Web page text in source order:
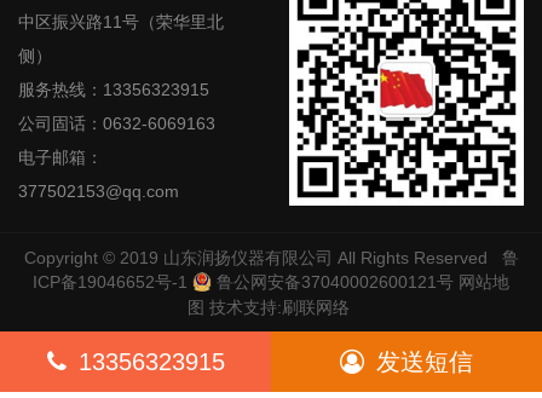
中区振兴路11号（荣华里北
侧）
服务热线：13356323915
公司固话：0632-6069163
电子邮箱：
377502153@qq.com
Copyright © 2019 山东润扬仪器有限公司 All Rights Reserved 鲁
ICP备19046652号-1
鲁公网安备37040002600121号 网站地
图 技术支持:刷联网络
13356323915 发送短信